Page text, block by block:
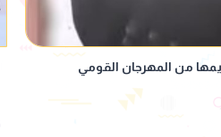
من المهرجان القومي